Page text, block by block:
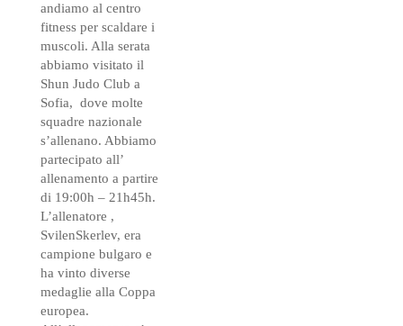
andiamo al centro
fitness per scaldare i
muscoli. Alla serata
abbiamo visitato il
Shun Judo Club a
Sofia, dove molte
squadre nazionale
s’allenano. Abbiamo
partecipato all’
allenamento a partire
di 19:00h – 21h45h.
L’allenatore ,
SvilenSkerlev, era
campione bulgaro e
ha vinto diverse
medaglie alla Coppa
europea.